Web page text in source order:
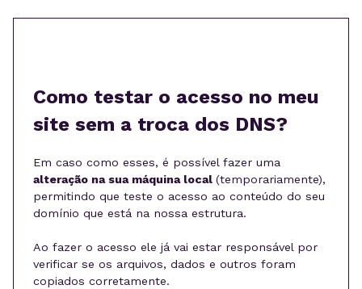
Como testar o acesso no meu
site sem a troca dos DNS?
Em caso como esses, é possível fazer uma
alteração na sua máquina local (temporariamente),
permitindo que teste o acesso ao conteúdo do seu
domínio que está na nossa estrutura.
Ao fazer o acesso ele já vai estar responsável por
verificar se os arquivos, dados e outros foram
copiados corretamente.